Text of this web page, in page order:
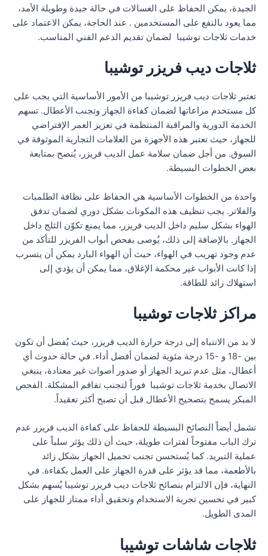
الجيدة، يمكن الحفاظ على الغسالات في حالة جيدة وطويلة الأمد،
مما يعود بالنفع على المستخدمين . عند الحاجة، يمكن الاعتماد على
خدمات ثلاجات توشيبا لضمان تقديم الدعم الفني المناسب.
ثلاجات ديب فريزر توشيبا
تعتبر ثلاجات ديب فريزر توشيبا من الأمور الأساسية التي يجب على
كل مستخدم مراعاتها لضمان كفاءة الجهاز وتجنب الأعطال. تسهم
الخدمة الدورية والمراقبة المنتظمة في تعزيز العمر الإفتراضي
للجهاز، حيث تعتبر هذه الأجهزة من العلامات التجارية الموثوقة في
السوق. من أجل ضمان سلامة عمل الديب فريزر، يُنصح بمتابعة
بعض الخطوات البسيطة.
واحدة من الخطوات الأساسية هي الحفاظ على نظافة الطلمبات
والفلاتر. يجب تنظيف هذه المكونات بشكل دوري لضمان تدفق
الهواء بشكل سليم داخل الديب فريزر، مما يمنع تكوّن الثلج داخل
الجهاز. بالإضافة إلى ذلك، يُوصى بفحص أبواب الفريزر للتأكد من
عدم وجود تهريب في الهواء، حيث أن الهواء البارد يمكن أن يتسرب
إذا كانت الأبواب غير محكمة الإغلاق، مما يمكن أن يؤدي إلى
استهلاك زائد للطاقة.
مراكز ثلاجات توشيبا
لا بد من الانتباه إلى درجة حرارة الديب فريزر، حيث يُفضل أن تكون
بين -18 و -15 درجة مئوية لضمان أفضل أداء. في حالة حدوث أي
أعطال، مثل عدم تبريد الجهاز أو صدور أصوات غير معتادة، ينبغي
الاتصال بخدمة ثلاجات توشيبا فوراً لتجنب تفاقم المشكلة. الفحص
المبكر يسمح بتصحيح الأعطال قبل أن تصبح أكثر تعقيداً.
تشمل أيضاً النصائح البسيطة للحفاظ على كفاءة الديب فريزر عدم
ترك الباب مفتوحاً لفترات طويلة، حيث أن ذلك يؤثر سلباً على
عملية التبريد. كما يُستحسن تجنب تحميل الجهاز بشكل زائد
بالأطعمة، مما قد يؤثر على قدرة الجهاز على العمل بكفاءة. في
النهاية، فإن الالتزام بنصائح ثلاجات ديب فريزر توشيبا يُسهم بشكل
كبير في تحسين تجربة الاستخدام وتحقيق أداء ممتاز للجهاز على
المدى الطويل.
ثلاجات شاشات توشيبا